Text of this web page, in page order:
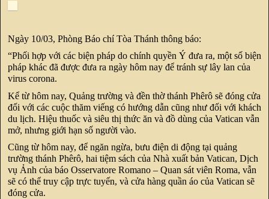
Ngày 10/03, Phòng Báo chí Tòa Thánh thông báo:
“Phối hợp với các biện pháp do chính quyền Ý đưa ra, một số biện
pháp khác đã được đưa ra ngày hôm nay để tránh sự lây lan của
virus corona.
Kể từ hôm nay, Quảng trường và đền thờ thánh Phêrô sẽ đóng cửa
đối với các cuộc thăm viếng có hướng dẫn cũng như đối với khách
du lịch. Hiệu thuốc và siêu thị thức ăn và đồ dùng của Vatican vẫn
mở, nhưng giới hạn số người vào.
Cũng từ hôm nay, để ngăn ngừa, bưu điện di động tại quảng
trường thánh Phêrô, hai tiệm sách của Nhà xuất bản Vatican, Dịch
vụ Ảnh của báo Osservatore Romano – Quan sát viên Roma, vẫn
sẽ có thể truy cập trực tuyến, và cửa hàng quần áo của Vatican sẽ
đóng cửa.